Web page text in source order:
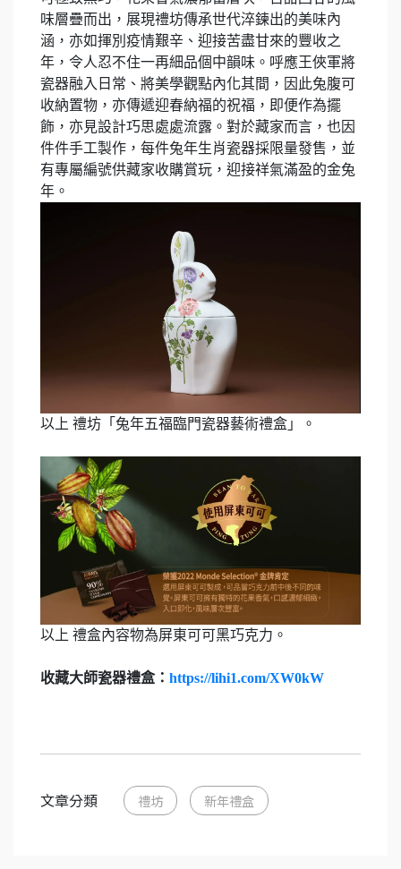
味層疊而出，展現禮坊傳承世代淬鍊出的美味內
涵，亦如揮別疫情艱辛、迎接苦盡甘來的豐收之
年，令人忍不住一再細品個中韻味。呼應王俠軍將
瓷器融入日常、將美學觀點內化其間，因此兔腹可
收納置物，亦傳遞迎春納福的祝福，即便作為擺
飾，亦見設計巧思處處流露。對於藏家而言，也因
件件手工製作，每件兔年生肖瓷器採限量發售，並
有專屬編號供藏家收購賞玩，迎接祥氣滿盈的金兔
年。
以上 禮坊「兔年五福臨門瓷器藝術禮盒」。
以上 禮盒內容物為屏東可可黑巧克力。
收藏大師瓷器禮盒： https://lihi1.com/XW0kW
文章分類 禮坊 新年禮盒